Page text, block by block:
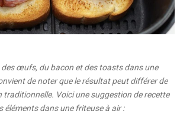
des œufs, du bacon et des toasts dans une
de noter que le résultat peut différer de
traditionnelle. Voici une suggestion de recette
éléments dans une friteuse à air :